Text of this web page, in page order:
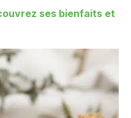
ses bienfaits et